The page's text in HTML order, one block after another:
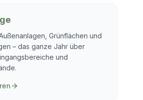
Grünflächen und
– das ganze Jahr über
und